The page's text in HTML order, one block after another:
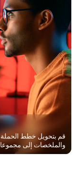
قم بتحويل خطط الحملة
والملخصات إلى